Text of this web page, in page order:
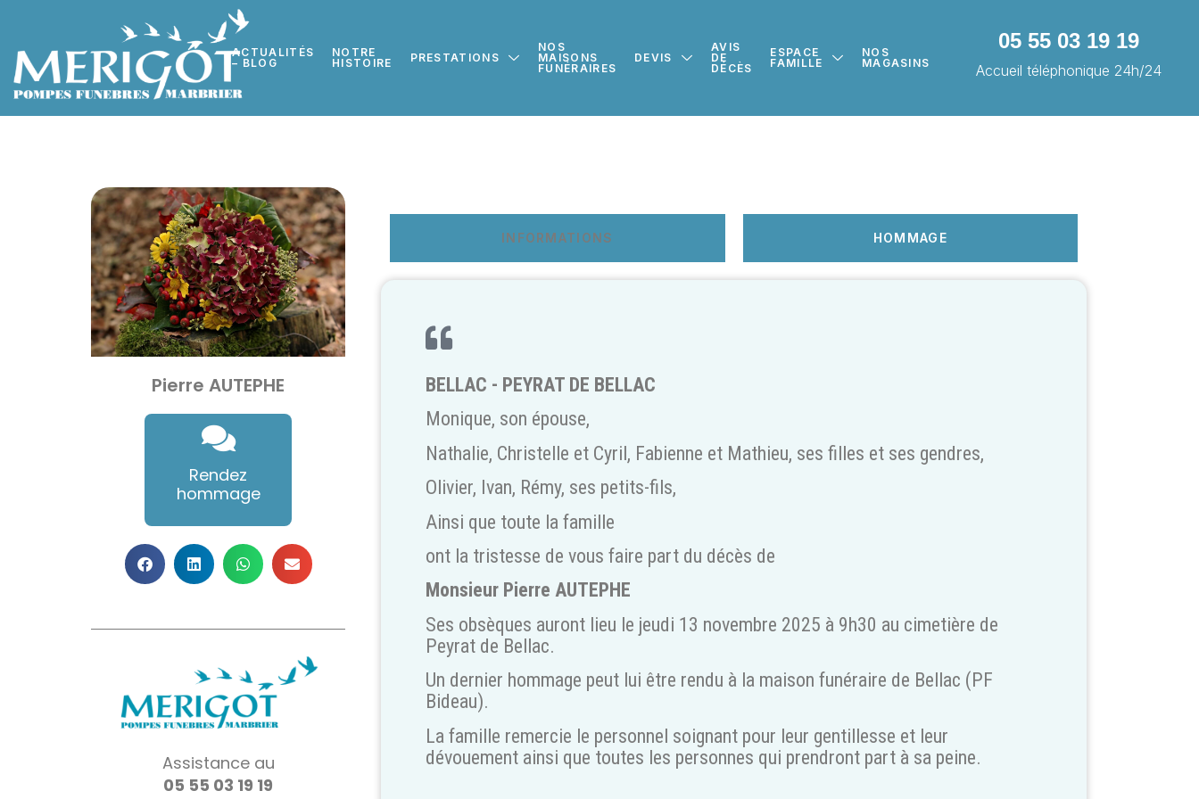
ACTUALITÉS
– BLOG
NOTRE
HISTOIRE
PRESTATIONS
NOS
MAISONS
FUNÉRAIRES
DEVIS
AVIS
DE
DÉCÈS
ESPACE
FAMILLE
NOS
MAGASINS
05 55 03 19 19
Accueil téléphonique 24h/24
Pierre AUTEPHE
Rendez
hommage
Assistance au
05 55 03 19 19
INFORMATIONS HOMMAGE
BELLAC - PEYRAT DE BELLAC
Monique, son épouse,
Nathalie, Christelle et Cyril, Fabienne et Mathieu, ses filles et ses gendres,
Olivier, Ivan, Rémy, ses petits-fils,
Ainsi que toute la famille
ont la tristesse de vous faire part du décès de
Monsieur Pierre AUTEPHE
Ses obsèques auront lieu le jeudi 13 novembre 2025 à 9h30 au cimetière de
Peyrat de Bellac.
Un dernier hommage peut lui être rendu à la maison funéraire de Bellac (PF
Bideau).
La famille remercie le personnel soignant pour leur gentillesse et leur
dévouement ainsi que toutes les personnes qui prendront part à sa peine.